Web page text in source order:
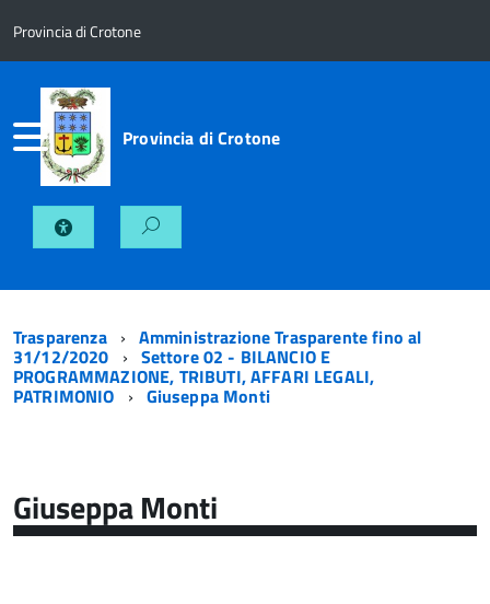
Provincia di Crotone
Provincia di Crotone
Trasparenza Amministrazione Trasparente fino al
31/12/2020 Settore 02 - BILANCIO E
PROGRAMMAZIONE, TRIBUTI, AFFARI LEGALI,
PATRIMONIO Giuseppa Monti
Giuseppa Monti